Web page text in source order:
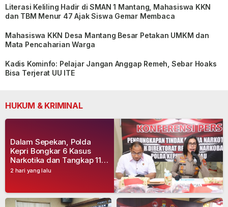
Literasi Keliling Hadir di SMAN 1 Mantang, Mahasiswa KKN
dan TBM Menur 47 Ajak Siswa Gemar Membaca
Mahasiswa KKN Desa Mantang Besar Petakan UMKM dan
Mata Pencaharian Warga
Kadis Kominfo: Pelajar Jangan Anggap Remeh, Sebar Hoaks
Bisa Terjerat UU ITE
HUKUM & KRIMINAL
2 hari yang lalu
Dalam Sepekan, Polda
Kepri Bongkar 6 Kasus
Narkotika dan Tangkap 11
Tersangka